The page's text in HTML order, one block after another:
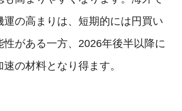
運の高まりは、短期的には円買い
性がある一方、2026年後半以降に
の材料となり得ます。